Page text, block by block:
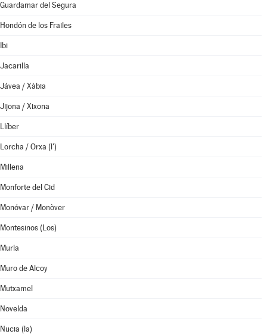
Guardamar del Segura
Hondón de los Frailes
Ibi
Jacarilla
Jávea / Xàbia
Jijona / Xixona
Llíber
Lorcha / Orxa (l')
Millena
Monforte del Cid
Monóvar / Monòver
Montesinos (Los)
Murla
Muro de Alcoy
Mutxamel
Novelda
Nucia (la)